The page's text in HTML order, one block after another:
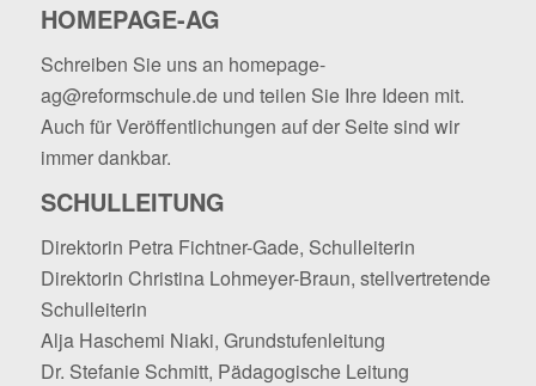
HOMEPAGE-AG
Schreiben Sie uns an homepage-
ag@reformschule.deund teilen Sie Ihre Ideen mit.
Auch für Veröffentlichungen auf der Seite sind wir
immer dankbar.
SCHULLEITUNG
Direktorin Petra Fichtner-Gade, Schulleiterin
Direktorin Christina Lohmeyer-Braun, stellvertretende
Schulleiterin
Alja Haschemi Niaki, Grundstufenleitung
Dr. Stefanie Schmitt, Pädagogische Leitung